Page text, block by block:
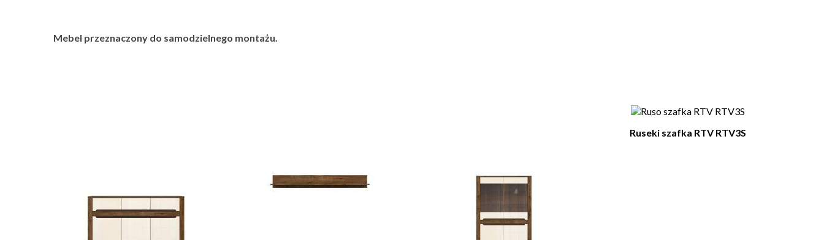
Mebel przeznaczony do samodzielnego montażu.
Ruseki szafka RTV RTV3S